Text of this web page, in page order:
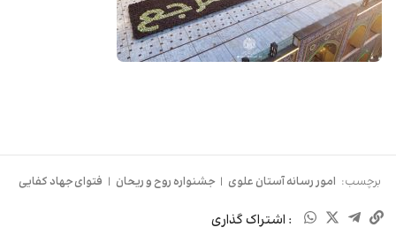
برچسب: امور رسانه آستان علوی | جشنواره روح و ریحان | فتوای جهاد کفایی
: اشتراک گذاری